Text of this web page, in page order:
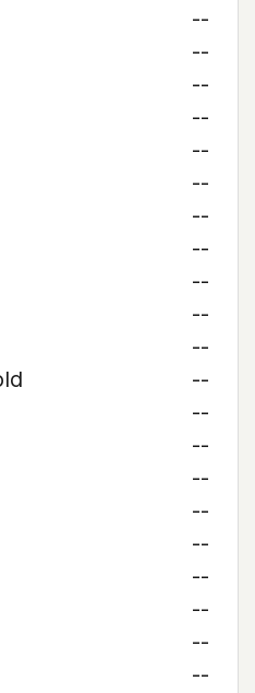
--
--
--
--
--
--
--
--
--
--
--
--
--
--
--
--
--
--
--
--
--